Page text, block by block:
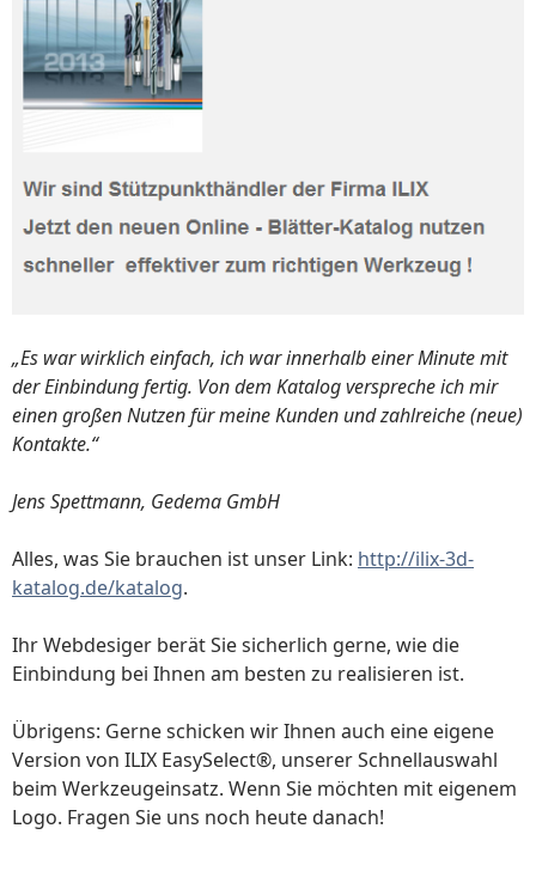
„Es war wirklich einfach, ich war innerhalb einer Minute mit
der Einbindung fertig. Von dem Katalog verspreche ich mir
einen großen Nutzen für meine Kunden und zahlreiche (neue)
Kontakte.“
Jens Spettmann, Gedema GmbH
Alles, was Sie brauchen ist unser Link: http://ilix-3d-
katalog.de/katalog.
Ihr Webdesiger berät Sie sicherlich gerne, wie die
Einbindung bei Ihnen am besten zu realisieren ist.
Übrigens: Gerne schicken wir Ihnen auch eine eigene
Version von ILIX EasySelect®, unserer Schnellauswahl
beim Werkzeugeinsatz. Wenn Sie möchten mit eigenem
Logo. Fragen Sie uns noch heute danach!